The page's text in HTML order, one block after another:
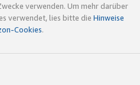
verwenden. Um mehr darüber
verwendet, lies bitte die Hinweise
Cookies.